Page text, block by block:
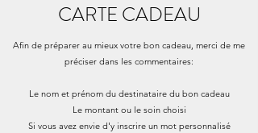
CARTE CADEAU
Afin de préparer au mieux votre bon cadeau, merci de me
préciser dans les commentaires:
Le nom et prénom du destinataire du bon cadeau
Le montant ou le soin choisi
Si vous avez envie d'y inscrire un mot personnalisé